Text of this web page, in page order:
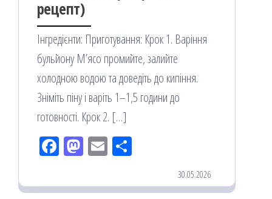
рецепт)
Інгредієнти: Приготування: Крок 1. Варіння
бульйону М’ясо промийте, залийте
холодною водою та доведіть до кипіння.
Зніміть піну і варіть 1–1,5 години до
готовності. Крок 2. […]
Fac
oo
M
od
Em
ит 30.05.2026